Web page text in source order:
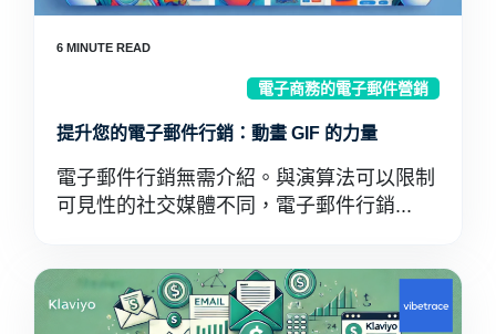
電子商務的電子郵件營銷
提升您的電子郵件行銷：動畫 GIF 的力量
電子郵件行銷無需介紹。與演算法可以限制
可見性的社交媒體不同，電子郵件行銷...